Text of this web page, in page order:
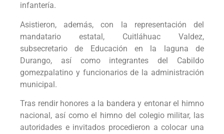
infantería.
Asistieron, además, con la representación del
mandatario estatal, Cuitláhuac Valdez,
subsecretario de Educación en la laguna de
Durango, así como integrantes del Cabildo
gomezpalatino y funcionarios de la administración
municipal.
Tras rendir honores a la bandera y entonar el himno
nacional, así como el himno del colegio militar, las
autoridades e invitados procedieron a colocar una